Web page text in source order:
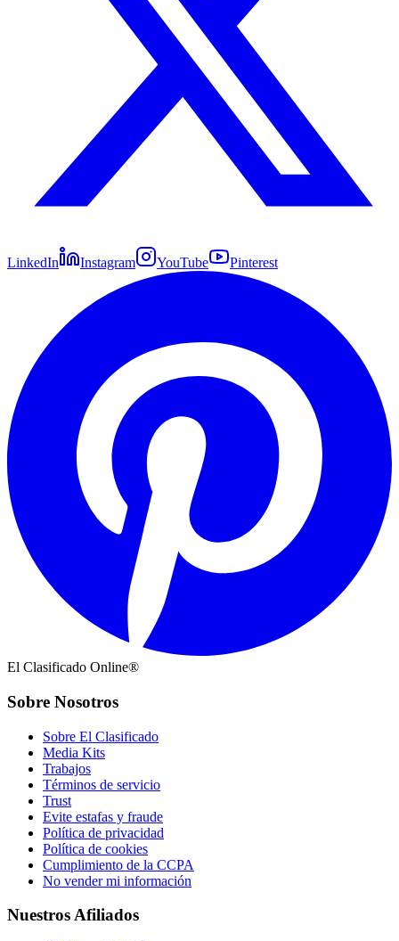
LinkedIn Instagram YouTube Pinterest
El Clasificado Online®
Sobre Nosotros
Sobre El Clasificado
Media Kits
Trabajos
Términos de servicio
Trust
Evite estafas y fraude
Política de privacidad
Política de cookies
Cumplimiento de la CCPA
No vender mi información
Nuestros Afiliados